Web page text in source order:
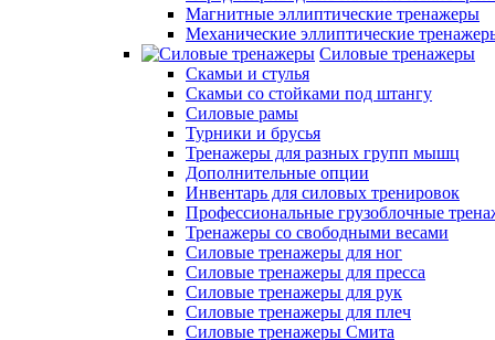
Магнитные эллиптические тренажеры
Механические эллиптические
Силовые тренажеры
Скамьи и стулья
Скамьи со стойками под штангу
Силовые рамы
Турники и брусья
Тренажеры для разных групп мышц
Дополнительные опции
Инвентарь для силовых тренировок
Профессиональные грузоблочные
Тренажеры со свободными весами
Силовые тренажеры для ног
Силовые тренажеры для пресса
Силовые тренажеры для рук
Силовые тренажеры для плеч
Силовые тренажеры Смита